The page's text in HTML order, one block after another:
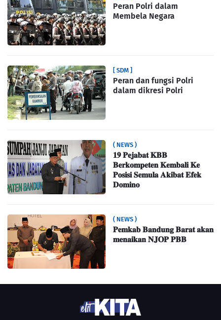
Peran Polri dalam
Membela Negara
[ SDM ]
Peran dan fungsi Polri
dalam dikresi Polri
( NEWS )
𝟏𝟗 𝐏𝐞𝐣𝐚𝐛𝐚𝐭 𝐊𝐁𝐁
𝐁𝐞𝐫𝐤𝐨𝐦𝐩𝐞𝐭𝐞𝐧 𝐊𝐞𝐦𝐛𝐚𝐥𝐢 𝐊𝐞
𝐏𝐨𝐬𝐢𝐬𝐢 𝐒𝐞𝐦𝐮𝐥𝐚 𝐀𝐤𝐢𝐛𝐚𝐭 𝐄𝐟𝐞𝐤
𝐃𝐨𝐦𝐢𝐧𝐨
( NEWS )
𝐏𝐞𝐦𝐤𝐚𝐛 𝐁𝐚𝐧𝐝𝐮𝐧𝐠 𝐁𝐚𝐫𝐚𝐭 𝐚𝐤𝐚𝐧
𝐦𝐞𝐧𝐚𝐢𝐤𝐚𝐧 𝐍𝐉𝐎𝐏 𝐏𝐁𝐁